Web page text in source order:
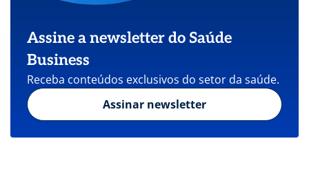
Assine a newsletter do Saúde
Business
Receba conteúdos exclusivos do setor da saúde.
Assinar newsletter